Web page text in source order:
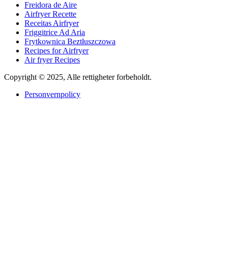
Freidora de Aire
Airfryer Recette
Receitas Airfryer
Friggitrice Ad Aria
Frytkownica Beztłuszczowa
Recipes for Airfryer
Air fryer Recipes
Copyright © 2025, Alle rettigheter forbeholdt.
Personvernpolicy